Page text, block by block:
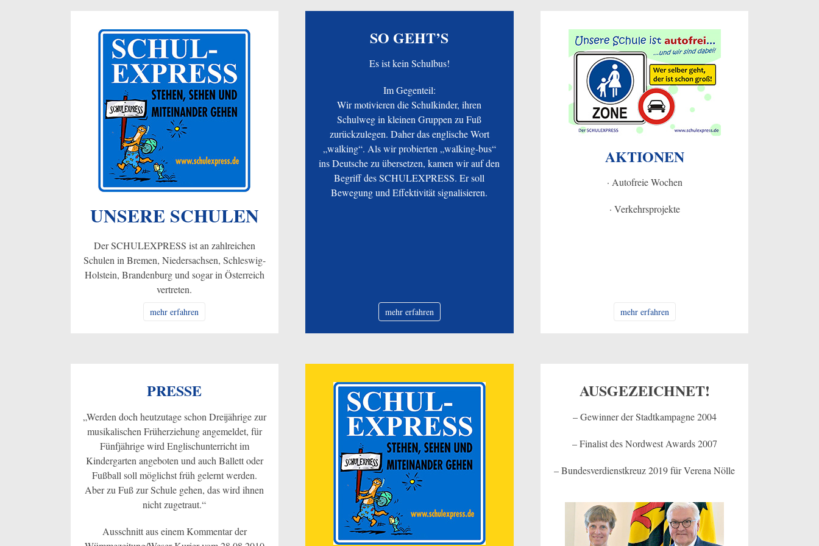
UNSERE SCHULEN
Der SCHULEXPRESS ist an zahlreichen
Schulen in Bremen, Niedersachsen, Schleswig-
Holstein, Brandenburg und sogar in Österreich
vertreten.
mehr erfahren
SO GEHT’S
Es ist kein Schulbus!
Im Gegenteil:
Wir motivieren die Schulkinder, ihren
Schulweg in kleinen Gruppen zu Fuß
zurückzulegen. Daher das englische Wort
„walking“. Als wir probierten „walking-bus“
ins Deutsche zu übersetzen, kamen wir auf den
Begriff des SCHULEXPRESS. Er soll
Bewegung und Effektivität signalisieren.
mehr erfahren
AKTIONEN
· Autofreie Wochen
· Verkehrsprojekte
mehr erfahren
PRESSE
„Werden doch heutzutage schon Dreijährige zur
musikalischen Früherziehung angemeldet, für
Fünfjährige wird Englischunterricht im
Kindergarten angeboten und auch Ballett oder
Fußball soll möglichst früh gelernt werden.
Aber zu Fuß zur Schule gehen, das wird ihnen
nicht zugetraut.“
Ausschnitt aus einem Kommentar der
AUSGEZEICHNET!
– Gewinner der Stadtkampagne 2004
– Finalist des Nordwest Awards 2007
– Bundesverdienstkreuz 2019 für Verena Nölle